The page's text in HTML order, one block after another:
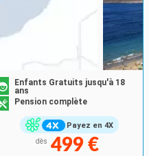
Payez en 4X
Enfants Gratuits jusqu'à 18
ans
Pension complète
dès 499 €